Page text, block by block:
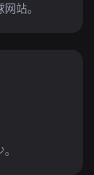
站。